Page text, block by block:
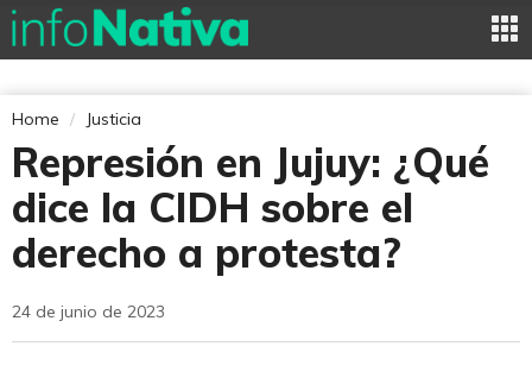
Home Justicia
Represión en Jujuy: ¿Qué
dice la CIDH sobre el
derecho a protesta?
24 de junio de 2023